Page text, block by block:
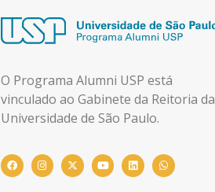
O Programa Alumni USP está
vinculado ao Gabinete da Reitoria da
Universidade de São Paulo.